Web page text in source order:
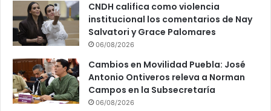
CNDH califica como violencia
institucional los comentarios de Nay
Salvatori y Grace Palomares
06/08/2026
Cambios en Movilidad Puebla: José
Antonio Ontiveros releva a Norman
Campos en la Subsecretaría
06/08/2026